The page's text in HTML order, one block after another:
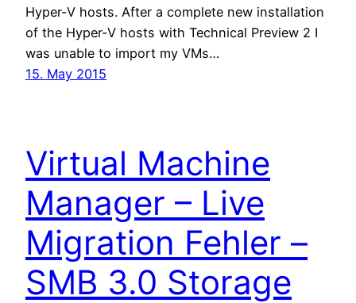
Hyper-V hosts. After a complete new installation
of the Hyper-V hosts with Technical Preview 2 I
was unable to import my VMs…
15. May 2015
Virtual Machine
Manager – Live
Migration Fehler –
SMB 3.0 Storage